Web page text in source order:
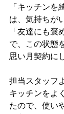
「キッチンを
は、気持ちが
「友達にも褒
で、この状態
思い月契約に
担当スタッフ
キッチンをよ
たので、使い